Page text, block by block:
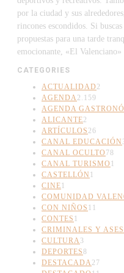
por la ciudad y sus
rincones escondidos. Si
propuestas para una tarde
emocionante, «El Valenciano»
CATEGORIES
ACTUALIDAD 2
AGENDA 2.159
AGENDA
ALICANTE2
ARTÍCULOS 26
CANAL EDUCACIÓN
CANAL OCULTO 78
CANAL TURISMO 1
CASTELLÓN 1
CINE1
COMUNIDAD
CON NIÑOS 11
CONTES 1
CRIMINALES Y
CULTURA 3
DEPORTES8
DESTACADA 27